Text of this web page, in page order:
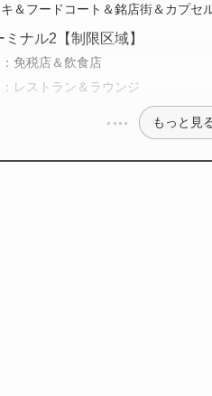
＆フードコート＆銘店街＆カプセ
ナル2【制限区域】
免税店＆飲食店
レストラン＆ラウンジ
もっと見